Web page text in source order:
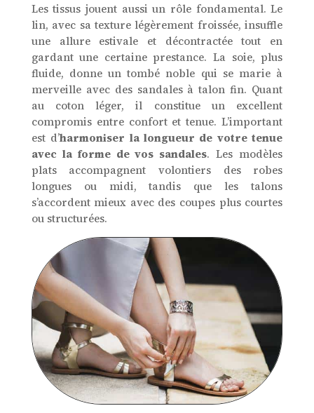
Les tissus jouent aussi un rôle fondamental. Le
lin, avec sa texture légèrement froissée, insuffle
une allure estivale et décontractée tout en
gardant une certaine prestance. La soie, plus
fluide, donne un tombé noble qui se marie à
merveille avec des sandales à talon fin. Quant
au coton léger, il constitue un excellent
compromis entre confort et tenue. L’important
est d’harmoniser la longueur de votre tenue
avec la forme de vos sandales. Les modèles
plats accompagnent volontiers des robes
longues ou midi, tandis que les talons
s’accordent mieux avec des coupes plus courtes
ou structurées.